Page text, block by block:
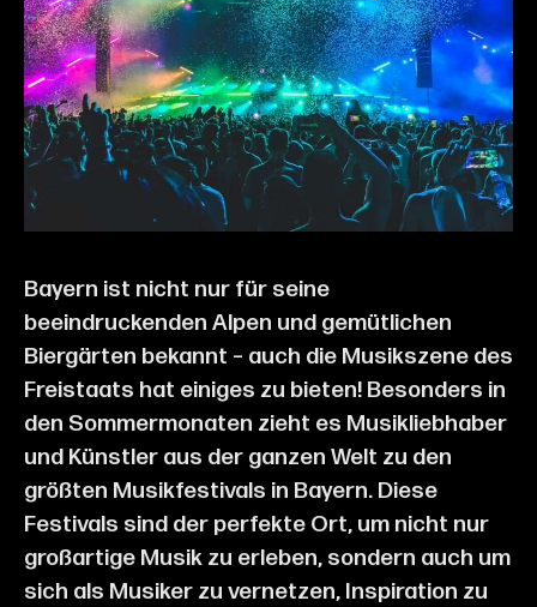
Bayern ist nicht nur für seine
beeindruckenden Alpen und gemütlichen
Biergärten bekannt – auch die Musikszene des
Freistaats hat einiges zu bieten! Besonders in
den Sommermonaten zieht es Musikliebhaber
und Künstler aus der ganzen Welt zu den
größten Musikfestivals in Bayern. Diese
Festivals sind der perfekte Ort, um nicht nur
großartige Musik zu erleben, sondern auch um
sich als Musiker zu vernetzen, Inspiration zu